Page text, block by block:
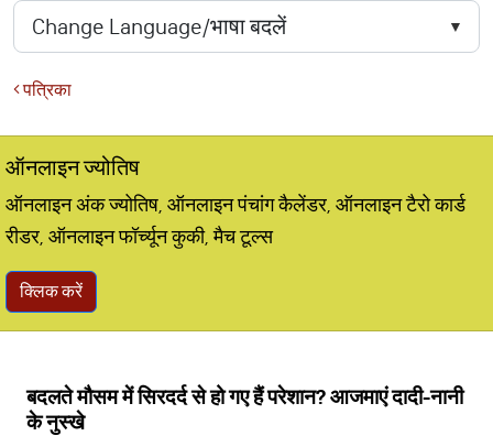
पत्रिका
ऑनलाइन ज्योतिष
ऑनलाइन अंक ज्योतिष, ऑनलाइन पंचांग कैलेंडर, ऑनलाइन टैरो कार्ड
रीडर, ऑनलाइन फॉर्च्यून कुकी, मैच टूल्स
क्लिक करें
बदलते मौसम में सिरदर्द से हो गए हैं परेशान? आजमाएं दादी-नानी
के नुस्खे